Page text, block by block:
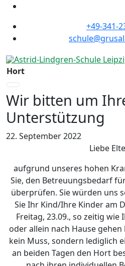
+49-341-
Hort
Wir bitten um
Unterstützung
22. September 2022
Liebe
aufgrund unseres hohen
Sie, den Betreuungsbedarf
überprüfen. Sie würden uns
Sie Ihr Kind/Ihre Kinder am
Freitag, 23.09., so zeitig
oder allein nach Hause
kein Muss, sondern lediglich
an beiden Tagen den Hort